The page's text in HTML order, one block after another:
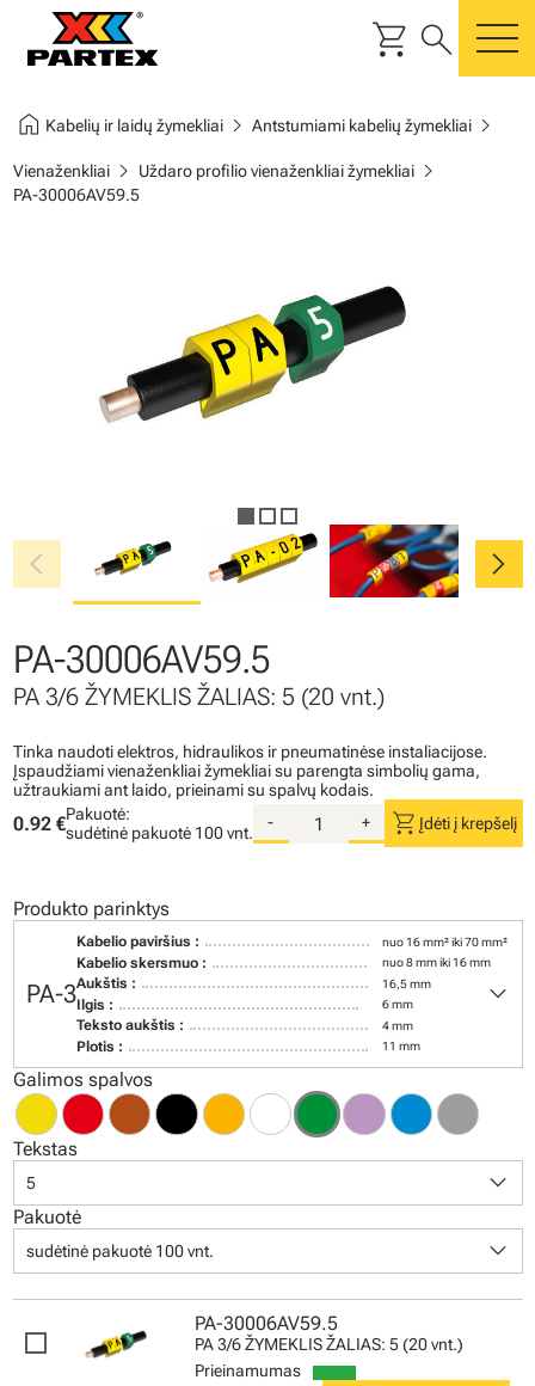
shopping_cart search
home Kabelių ir laidų žymekliaichevron_right Antstumiami kabelių žymekliaichevron_right
Vienaženkliaichevron_right Uždaro profilio vienaženkliai žymekliaichevron_right
PA-30006AV59.5
chevron_left chevron_right
PA-30006AV59.5
PA 3/6 ŽYMEKLIS ŽALIAS: 5 (20 vnt.)
Tinka naudoti elektros, hidraulikos ir pneumatinėse instaliacijose.
Įspaudžiami vienaženkliai žymekliai su parengta simbolių gama,
užtraukiami ant laido, prieinami su spalvų kodais.
0.92 €Pakuotė:
sudėtinė pakuotė 100 vnt.
- + shopping_cart Įdėti į krepšelį
Produkto parinktys
PA-3
Kabelio paviršius : nuo 16 mm² iki 70 mm²
Kabelio skersmuo : nuo 8 mm iki 16 mm
Aukštis : 16,5 mm
Ilgis : 6 mm
Teksto aukštis : 4 mm
Plotis : 11 mm
keyboard_arrow_down
Galimos spalvos
Tekstas
5 keyboard_arrow_down
Pakuotė
sudėtinė pakuotė 100 vnt. keyboard_arrow_down
PA-30006AV59.5
PA 3/6 ŽYMEKLIS ŽALIAS: 5 (20 vnt.)
Prieinamumas